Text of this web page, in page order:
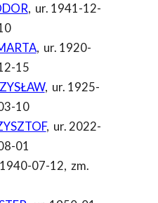
, ur. 1941-12-
, ur. 1920-
15
, ur. 1925-
10
, ur. 2022-
01
07-12, zm.